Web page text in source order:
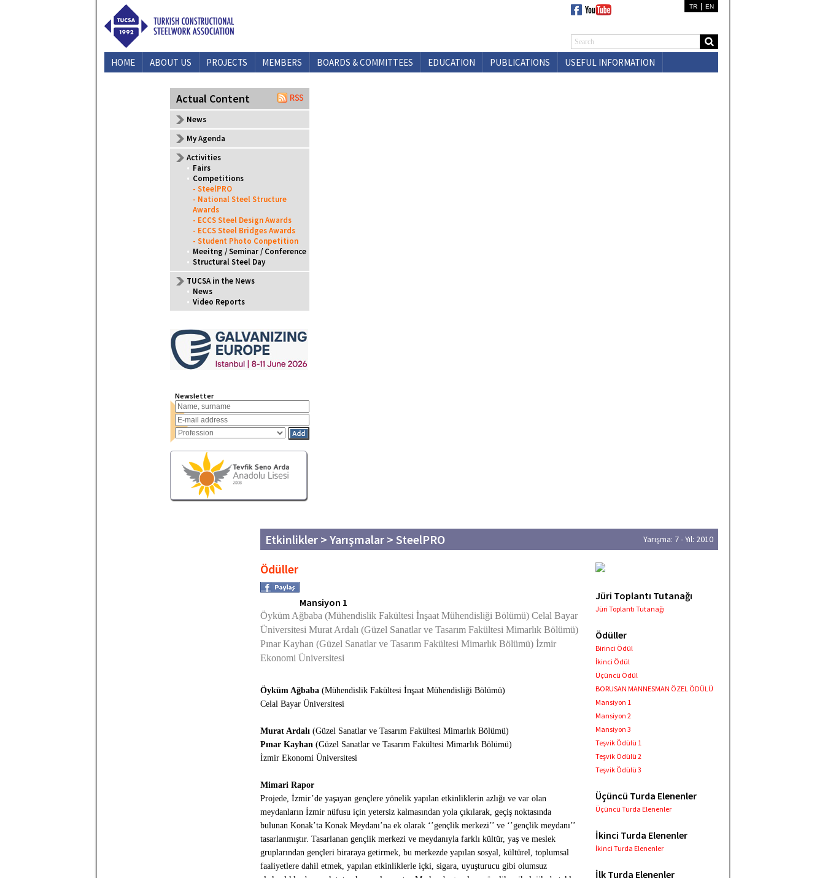
TR EN
HOME ABOUT US PROJECTS MEMBERS BOARDS & COMMITTEES EDUCATION PUBLICATIONS
USEFUL INFORMATION
Actual Content
News
My Agenda
Activities
• Fairs
• Competitions
- SteelPRO
- National Steel Structure
Awards
- ECCS Steel Design Awards
- ECCS Steel Bridges Awards
- Student Photo Conpetition
• Meeitng / Seminar / Conference
• Structural Steel Day
TUCSA in the News
• News
• Video Reports
Newsletter
Etkinlikler > Yarışmalar > SteelPRO Yarışma: 7 - Yıl: 2010
Ödüller
Mansiyon 1
Öyküm Ağbaba (Mühendislik Fakültesi İnşaat Mühendisliği Bölümü) Celal Bayar
Üniversitesi Murat Ardalı (Güzel Sanatlar ve Tasarım Fakültesi Mimarlık Bölümü)
Pınar Kayhan (Güzel Sanatlar ve Tasarım Fakültesi Mimarlık Bölümü) İzmir
Ekonomi Üniversitesi
Öyküm Ağbaba (Mühendislik Fakültesi İnşaat Mühendisliği Bölümü)
Celal Bayar Üniversitesi
Murat Ardalı (Güzel Sanatlar ve Tasarım Fakültesi Mimarlık Bölümü)
Pınar Kayhan (Güzel Sanatlar ve Tasarım Fakültesi Mimarlık Bölümü)
İzmir Ekonomi Üniversitesi
Mimari Rapor
Projede, İzmir’de yaşayan gençlere yönelik yapılan etkinliklerin azlığı ve var olan
meydanların İzmir nüfusu için yetersiz kalmasından yola çıkılarak, geçiş noktasında
bulunan Konak’ta Konak Meydanı’na ek olarak ‘’gençlik merkezi’’ ve ‘’gençlik meydanı’’
tasarlanmıştır. Tasarlanan gençlik merkezi ve meydanıyla farklı kültür, yaş ve meslek
gruplarından gençleri biraraya getirmek, bu merkezde yapılan sosyal, kültürel, toplumsal
faaliyetlere dahil etmek, yapılan etkinliklerle içki, sigara, uyuşturucu gibi olumsuz
Jüri Toplantı Tutanağı
Jüri Toplantı Tutanağı
Ödüller
Birinci Ödül
İkinci Ödül
Üçüncü Ödül
BORUSAN MANNESMAN ÖZEL ÖDÜLÜ
Mansiyon 1
Mansiyon 2
Mansiyon 3
Teşvik Ödülü 1
Teşvik Ödülü 2
Teşvik Ödülü 3
Üçüncü Turda Elenenler
Üçüncü Turda Elenenler
İkinci Turda Elenenler
İkinci Turda Elenenler
İlk Turda Elenenler